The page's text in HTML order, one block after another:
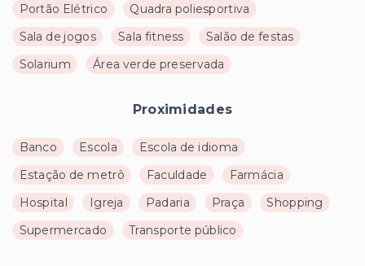
Portão Elétrico
Quadra poliesportiva
Sala de jogos
Sala fitness
Salão de festas
Solarium
Área verde preservada
Proximidades
Banco Escola
Escola de idioma
Estação de metrô
Faculdade
Farmácia
Hospital
Igreja Padaria Praça
Shopping
Supermercado
Transporte público